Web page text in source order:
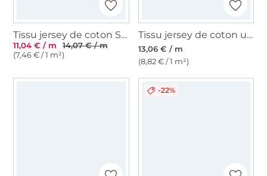
Tissu jersey de coton Sopo, blanc
11,04 € / m
14,07 € / m
(7,46 € / 1 m²)
Tissu jersey de coton uni, bleu foncé
13,06 € / m
(8,82 € / 1 m²)
-22%